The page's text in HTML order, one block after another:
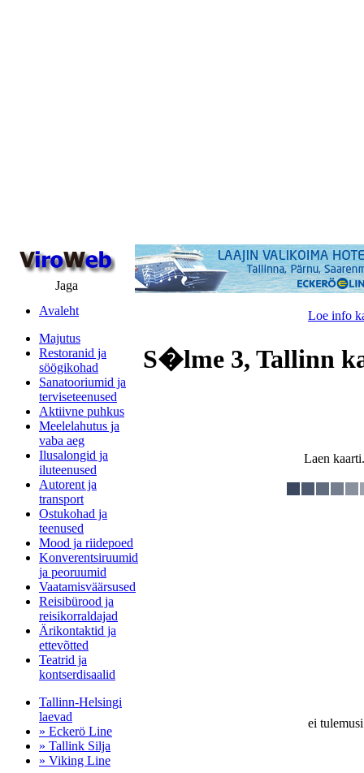
Jaga
Avaleht
Majutus
Restoranid ja
söögikohad
Sanatooriumid ja
terviseteenused
Aktiivne puhkus
Meelelahutus ja
vaba aeg
Ilusalongid ja
iluteenused
Autorent ja
transport
Ostukohad ja
teenused
Mood ja riidepoed
Konverentsiruumid
ja peoruumid
Vaatamisväärsused
Reisibürood ja
reisikorraldajad
Ärikontaktid ja
ettevõtted
Teatrid ja
kontserdisaalid
Tallinn-Helsingi
laevad
» Eckerö Line
» Tallink Silja
» Viking Line
Loe info
S�lme 3, Tallinn
Laen
ei